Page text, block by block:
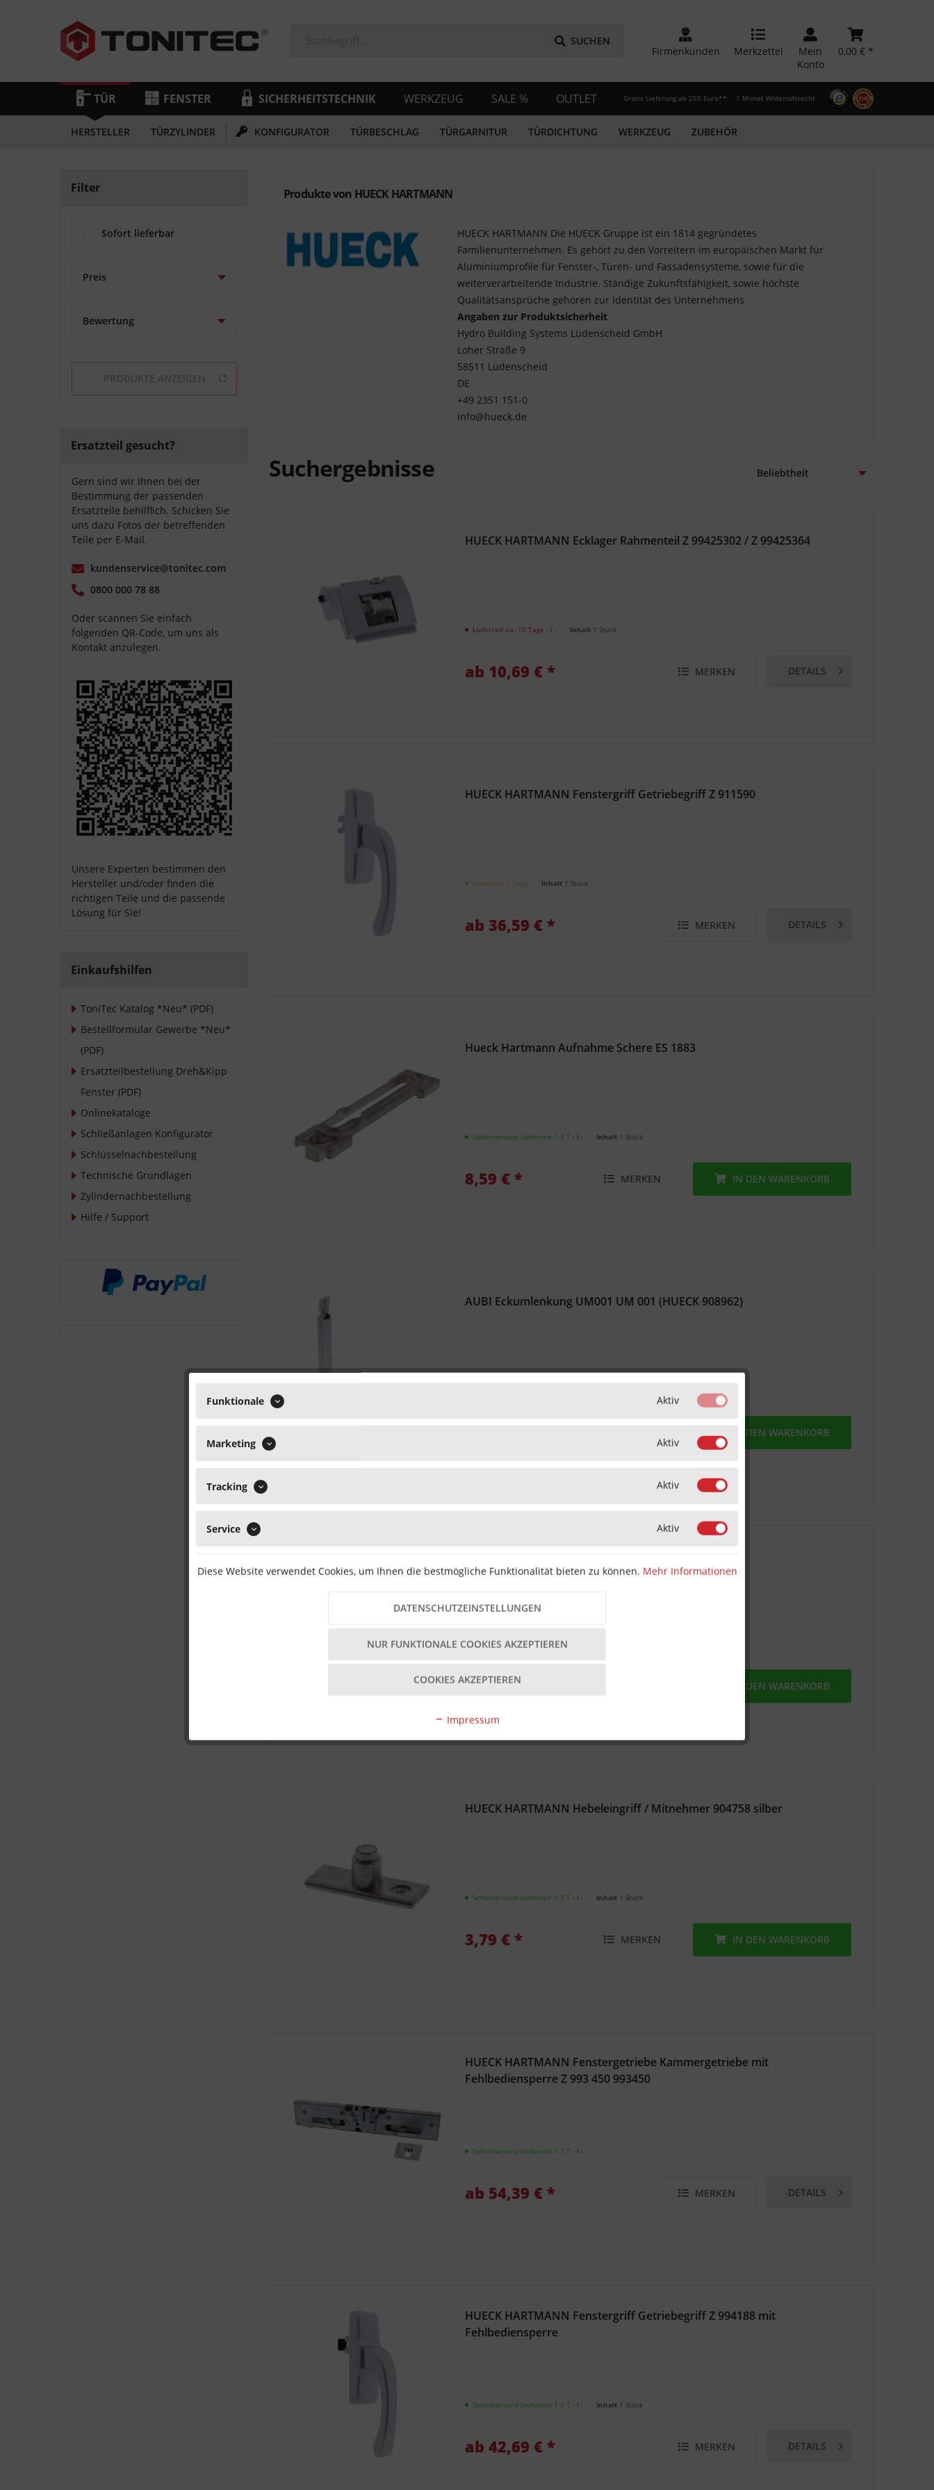
SUCHEN
Firmenkunden Merkzettel
Mein
Konto
0,00 € *
TÜR
HERSTELLER TÜRZYLINDER KONFIGURATOR TÜRBESCHLAG TÜRGARNITUR TÜRDICHTUNG WERKZEUG ZUBEHÖR
FENSTER SICHERHEITSTECHNIK WERKZEUG SALE % OUTLET Gratis Lieferung ab 250 Euro** 1 Monat Widerrufsrecht
Filter
Sofort lieferbar
Preis
von0,79 €
Bewertung
& mehr
Ersatzteil gesucht?
Gern sind wir Ihnen bei der
Bestimmung der passenden
Ersatzteile behilflich. Schicken Sie
uns dazu Fotos der betreffenden
Teile per E-Mail.
kundenservice@tonitec.com
0800 000 78 88
Oder scannen Sie einfach
folgenden QR-Code, um uns als
Kontakt anzulegen.
Unsere Experten bestimmen den
Hersteller und/oder finden die
richtigen Teile und die passende
Lösung für Sie!
Einkaufshilfen
ToniTec Katalog *Neu* (PDF)
Bestellformular Gewerbe *Neu*
(PDF)
Ersatzteilbestellung Dreh&Kipp
Fenster (PDF)
Onlinekataloge
Schließanlagen Konfigurator
Schlüsselnachbestellung
Technische Grundlagen
Zylindernachbestellung
Hilfe / Support
Produkte von HUECK HARTMANN
HUECK HARTMANN Die HUECK Gruppe ist ein 1814 gegründetes
Familienunternehmen. Es gehört zu den Vorreitern im europäischen Markt für
Aluminiumprofile für Fenster-, Türen- und Fassadensysteme, sowie für die
weiterverarbeitende Industrie. Ständige Zukunftsfähigkeit, sowie höchste
Qualitätsansprüche gehören zur Identität des Unternehmens
Angaben zur Produktsicherheit
Hydro Building Systems Lüdenscheid GmbH
Loher Straße 9
58511 Lüdenscheid
DE
+49 2351 151-0
info@hueck.de
Suchergebnisse
HUECK HARTMANN Ecklager Rahmenteil Z 99425302 / Z 99425364
Lieferzeit ca. 10 Tage- ℹ - Inhalt 1 Stück
ab 10,69 € * MERKEN DETAILS
HUECK HARTMANN Fenstergriff Getriebegriff Z 911590
Lieferzeit 5 Tage Inhalt 1 Stück
ab 36,59 € * MERKEN DETAILS
Hueck Hartmann Aufnahme Schere ES 1883
Sofortversand Lieferzeit 1-3 T- ℹ - Inhalt 1 Stück
8,59 € * MERKEN IN DEN WARENKORB
AUBI Eckumlenkung UM001 UM 001 (HUECK 908962)
IN DEN WARENKORB
Lieferzeit 9 Tage Inhalt1 Stück
6,79 € * IN DEN WARENKORB
HUECK HARTMANN Hebeleingriff / Mitnehmer 904758 silber
Sofortversand Lieferzeit 1-3 T- ℹ - Inhalt 1 Stück
3,79 € * MERKEN IN DEN WARENKORB
HUECK HARTMANN Fenstergetriebe Kammergetriebe mit
Fehlbediensperre Z 993 450 993450
Sofortversand Lieferzeit 1-3 T- ℹ -
ab 54,39 € * MERKEN DETAILS
HUECK HARTMANN Fenstergriff Getriebegriff Z 994188 mit
Fehlbediensperre
Sofortversand Lieferzeit 1-3 T- ℹ - Inhalt 1 Stück
ab 42,69 € * MERKEN DETAILS
Funktionale Aktiv
Marketing Aktiv
Tracking Aktiv
Service Aktiv
Diese Website verwendet Cookies, um Ihnen die bestmögliche Funktionalität bieten zu können. Mehr Informationen
DATENSCHUTZEINSTELLUNGEN
NUR FUNKTIONALE COOKIES AKZEPTIEREN
COOKIES AKZEPTIEREN
Impressum